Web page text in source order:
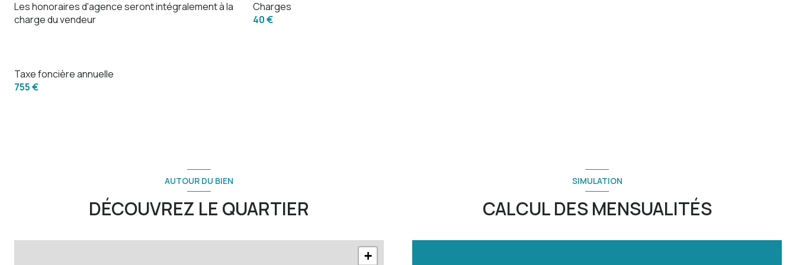
Les honoraires d'agence seront intégralement à la
charge du vendeur
Charges
40 €
Taxe foncière annuelle
755 €
AUTOUR DU BIEN
DÉCOUVREZ LE QUARTIER
+
SIMULATION
CALCUL DES MENSUALITÉS